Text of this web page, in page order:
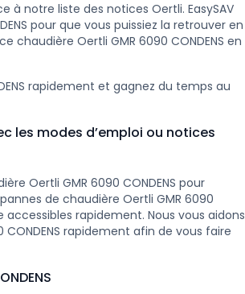
à notre liste des notices Oertli. EasySAV
pour que vous puissiez la retrouver en
Oertli GMR 6090 CONDENS en
rapidement et gagnez du temps au
les modes d’emploi ou notices
Oertli GMR 6090 CONDENS pour
de chaudière Oertli GMR 6090
accessibles rapidement. Nous vous aidons
rapidement afin de vous faire